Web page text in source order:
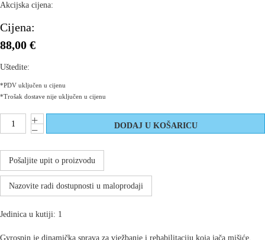
Akcijska cijena:
Cijena:
88,00 €
Uštedite:
*PDV uključen u cijenu
*Trošak dostave nije uključen u cijenu
Pošaljite upit o proizvodu
Nazovite radi dostupnosti u maloprodaji
Jedinica u kutiji: 1
Gyrospin je dinamička sprava za vježbanje i rehabilitaciju koja jača mišiće,